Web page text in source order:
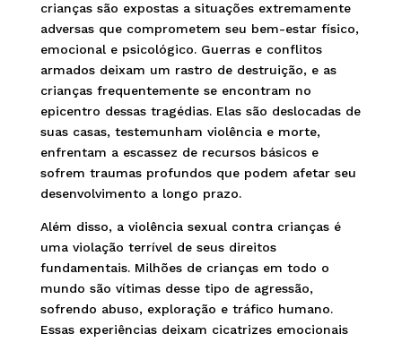
crianças são expostas a situações extremamente
adversas que comprometem seu bem-estar físico,
emocional e psicológico. Guerras e conflitos
armados deixam um rastro de destruição, e as
crianças frequentemente se encontram no
epicentro dessas tragédias. Elas são deslocadas de
suas casas, testemunham violência e morte,
enfrentam a escassez de recursos básicos e
sofrem traumas profundos que podem afetar seu
desenvolvimento a longo prazo.
Além disso, a violência sexual contra crianças é
uma violação terrível de seus direitos
fundamentais. Milhões de crianças em todo o
mundo são vítimas desse tipo de agressão,
sofrendo abuso, exploração e tráfico humano.
Essas experiências deixam cicatrizes emocionais